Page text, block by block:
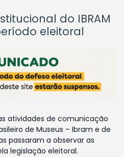
do IBRAM
eleitoral
atividades de comunicação
de Museus – Ibram e de
passaram a observar as
legislação eleitoral.